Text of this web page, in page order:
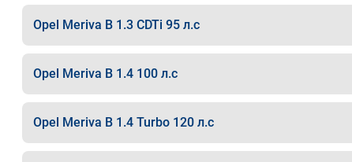
Opel Meriva B 1.3 CDTi 95 л.с
Opel Meriva B 1.4 100 л.с
Opel Meriva B 1.4 Turbo 120 л.с